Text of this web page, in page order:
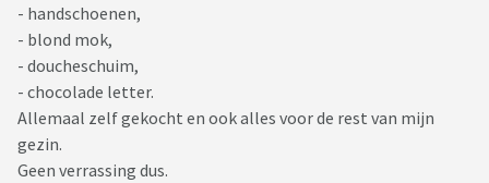
- handschoenen,
- blond mok,
- doucheschuim,
- chocolade letter.
Allemaal zelf gekocht en ook alles voor de rest van mijn
gezin.
Geen verrassing dus.